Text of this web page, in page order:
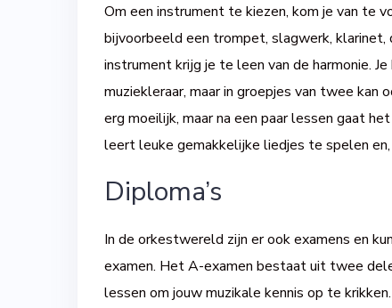
Om een instrument te kiezen, kom je van te
bijvoorbeeld een trompet, slagwerk, klarinet,
instrument krijg je te leen van de harmonie.
muziekleraar, maar in groepjes van twee
erg moeilijk, maar na een paar lessen gaat
leert leuke gemakkelijke liedjes te spelen
Diploma’s
In de orkestwereld zijn er ook examens en
examen. Het A-examen bestaat uit twee
lessen om jouw muzikale kennis op te